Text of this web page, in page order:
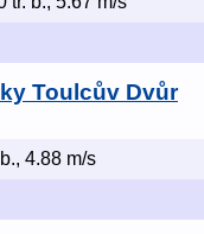
Toulcův Dvůr
4.88 m/s